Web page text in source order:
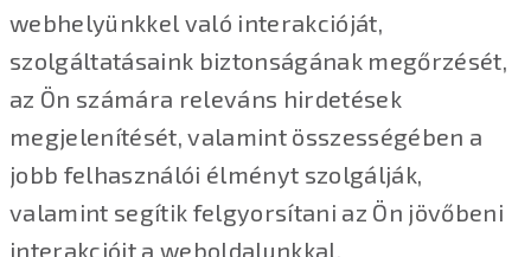
webhelyünkkel való interakcióját,
szolgáltatásaink biztonságának megőrzését,
az Ön számára releváns hirdetések
megjelenítését, valamint összességében a
jobb felhasználói élményt szolgálják,
valamint segítik felgyorsítani az Ön jövőbeni
interakcióit a weboldalunkkal.